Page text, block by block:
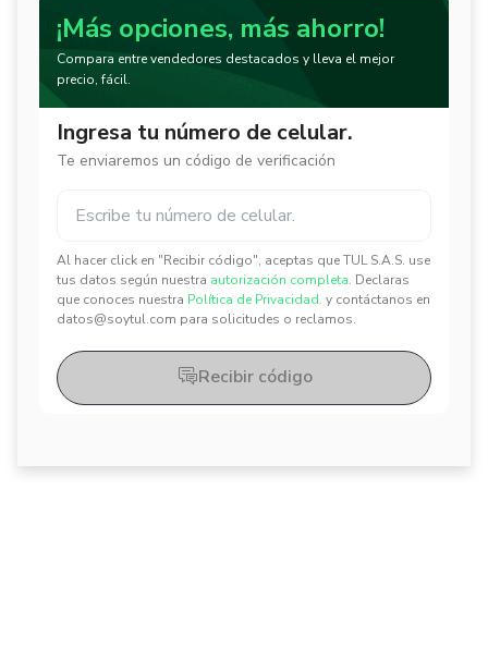
¡Más opciones, más ahorro!
Compara entre vendedores destacados y lleva el mejor
precio, fácil.
Ingresa tu número de celular.
Te enviaremos un código de verificación
Al hacer click en "Recibir código", aceptas que TUL S.A.S. use
tus datos según nuestra autorización completa. Declaras
que conoces nuestra Política de Privacidad. y contáctanos en
datos@soytul.com para solicitudes o reclamos.
✕
✕
Recibir código